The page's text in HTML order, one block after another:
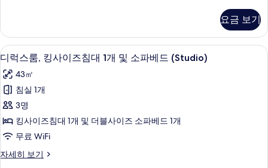
Shower)
사
진
모
두
보
기
Roll
Shower)
자
세
히
보
기
인
지
원
(Mobility/Hearing
Tub
Two
Bedrooms)
사
진
대
(여
러
개),
장
애
인
지
원
(Mobility/Hearing
Tub
Two
요금 보기
디
럭
스
룸,
킹
사
즈
책상, 노트북 작업 공간, 암막 커튼, 다
5
디럭스룸, 킹사이즈침대 1개 및 소파베드 (Studio)
43㎡
침실 1개
3명
킹사이즈침대 1개 및 더블사이즈 소파베드 1개
무료 WiFi
자세히 보기
디